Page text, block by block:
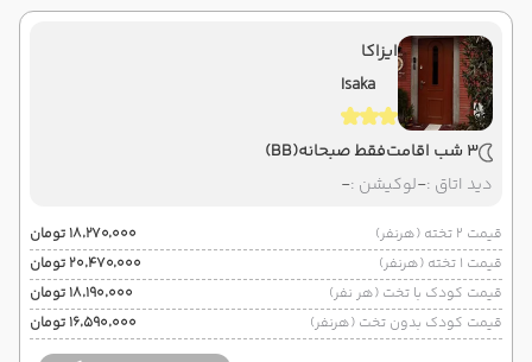
ایزاکا
Isaka
3 شب اقامت فقط صبحانه(BB)
دید اتاق :-لوکیشن :-
قیمت 2 تخته (هرنفر)
۱۸٬۲۷۰٬۰۰۰ تومان
قیمت 1 تخته (هرنفر)
۲۰٬۴۷۰٬۰۰۰ تومان
قیمت کودک با تخت (هر نفر)
۱۸٬۱۹۰٬۰۰۰ تومان
قیمت کودک بدون تخت (هرنفر)
۱۶٬۵۹۰٬۰۰۰ تومان